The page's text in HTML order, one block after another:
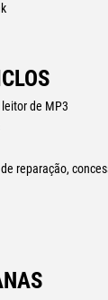
de MP3
reparação,